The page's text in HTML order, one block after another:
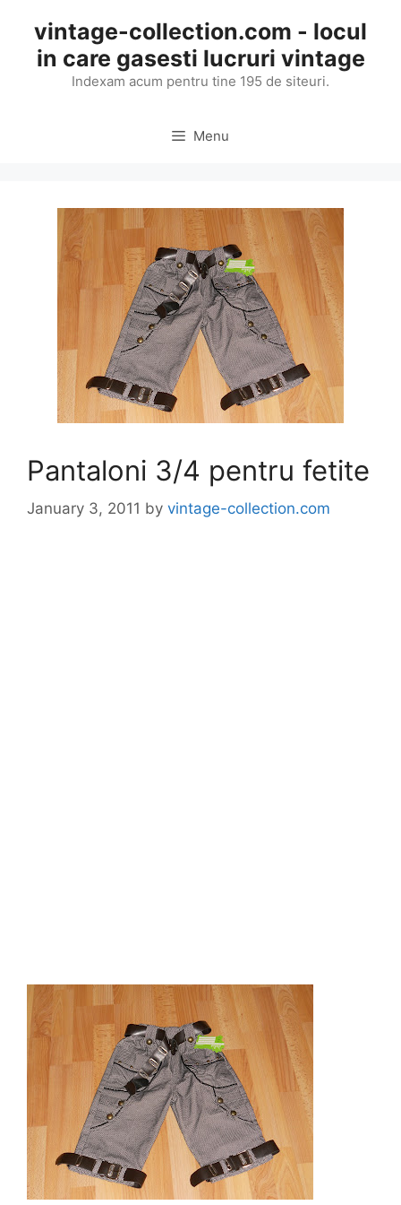
content
vintage-collection.com - locul
in care gasesti lucruri vintage
Indexam acum pentru tine 195 de siteuri.
Menu
Pantaloni 3/4 pentru fetite
January 3, 2011 by vintage-collection.com